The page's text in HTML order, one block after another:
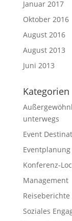
Januar 2017
Oktober 2016
August 2016
August 2013
Juni 2013
Kategorien
unterwegs
Event
Eventplanung
Konferenz-
Management
Soziales